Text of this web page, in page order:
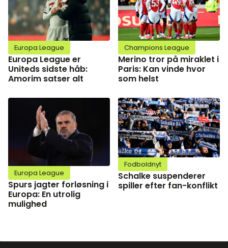
Europa League
Europa League er
Uniteds sidste håb:
Amorim satser alt
Champions League
Merino tror på miraklet i
Paris: Kan vinde hvor
som helst
Europa League
Spurs jagter forløsning i
Europa: En utrolig
mulighed
Fodboldnyt
Schalke suspenderer
spiller efter fan-konflikt